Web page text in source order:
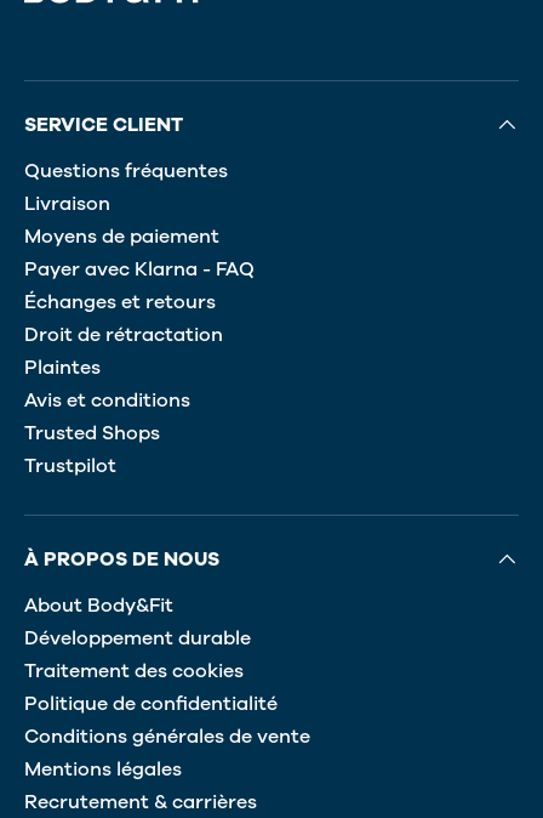
SERVICE CLIENT
Questions fréquentes
Livraison
Moyens de paiement
Payer avec Klarna - FAQ
Échanges et retours
Droit de rétractation
Plaintes
Avis et conditions
Trusted Shops
Trustpilot
À PROPOS DE NOUS
About Body&Fit
Développement durable
Traitement des cookies
Politique de confidentialité
Conditions générales de vente
Mentions légales
Recrutement & carrières